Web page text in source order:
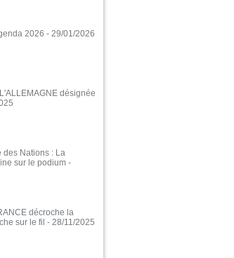
2026 - 29/01/2026
désignée
des Nations : La
sur le podium -
décroche la
sur le fil - 28/11/2025